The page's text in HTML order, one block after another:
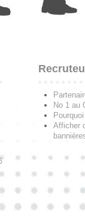
No 1 au
Afficher